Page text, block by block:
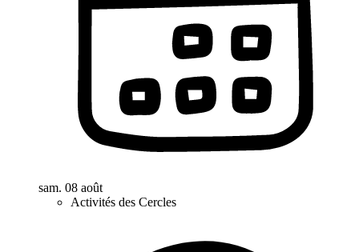
sam. 08 août
Activités des Cercles